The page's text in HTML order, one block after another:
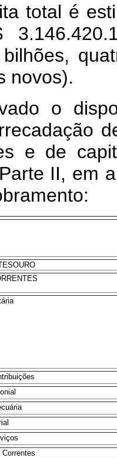
total é
novos).
o
e de
II, em